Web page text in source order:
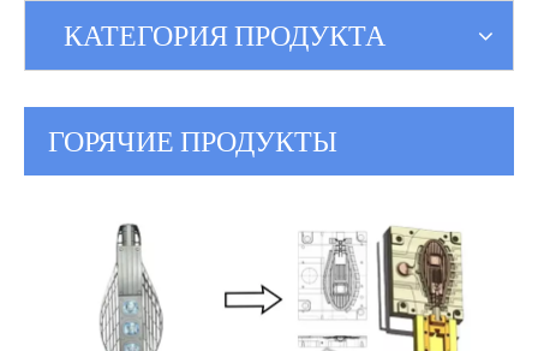
КАТЕГОРИЯ ПРОДУКТА
ГОРЯЧИЕ ПРОДУКТЫ